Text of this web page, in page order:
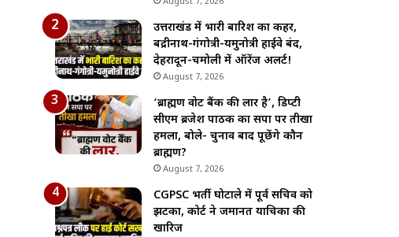
उत्तराखंड में भारी बारिश का कहर,
बद्रीनाथ-गंगोत्री-यमुनोत्री हाईवे बंद,
देहरादून-चमोली में ऑरेंज अलर्ट!
August 7, 2026
‘ब्राह्मण वोट बैंक की लार है’, डिप्टी
सीएम ब्रजेश पाठक का सपा पर तीखा
हमला, बोले- चुनाव बाद पूछेंगे कौन
ब्राह्मण?
August 7, 2026
CGPSC भर्ती घोटाले में पूर्व सचिव को
झटका, कोर्ट ने जमानत याचिका की
खारिज